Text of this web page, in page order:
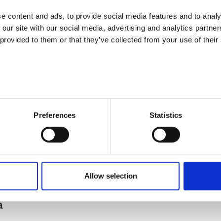
content and ads, to provide social media features and to
site with our social media, advertising and analytics
to them or that they’ve collected from your use of
Preferences Statistics
Allow selection
esiin. Yrityksiä on kannustettu ennakoimaan
Rekrytoinnin eri vaiheissa on lisäksi rohkaistu hyödyntämään
sidosryhmille on tuotettu kuukausittain ajantasaista tietoa
kuntien työllisyystilanteesta. Konkreettiseksi työkaluksi jää myös
rekrytointiin liittyviin kysymyksiin.
vuosittainen kysely kasvuhaluisille ja työllistäville
kehitysnäkymistä, rekrytointi- ja koulutustarpeista sekä
rekrytointiosaaminen on vahvistunut. Rekrytoinnin
kertoo asiantuntija Marjo Tenhunen.